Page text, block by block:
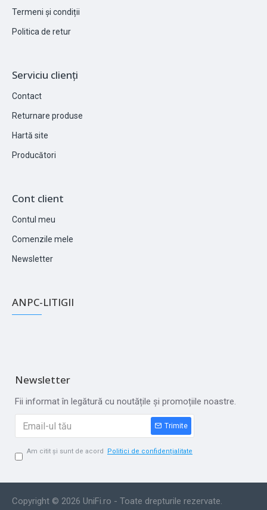
Termeni și condiții
Politica de retur
Serviciu clienți
Contact
Returnare produse
Hartă site
Producători
Cont client
Contul meu
Comenzile mele
Newsletter
ANPC-LITIGII
Newsletter
Fii informat în legătură cu noutățile și promoțiile noastre.
Trimite
Am citit și sunt de acord Politici de confidențialitate
Copyright © 2026 UniFi.ro - Toate drepturile rezervate.